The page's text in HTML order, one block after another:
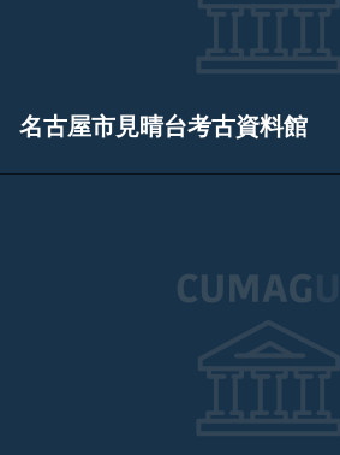
名古屋市見晴台考古資料館